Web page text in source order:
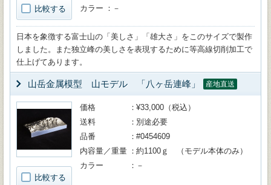
比較する
カラー
－
日本を象徴する富士山の「美しさ」「雄大さ」をこのサイズで製作
しました。また独立峰の美しさを表現するために等高線切削加工で
仕上げてあります。
山岳金属模型 山モデル 「八ヶ岳連峰」 産地直送
比較する
価格
¥33,000（税込）
送料
別途必要
品番
#0454609
内容量／重量
約1100ｇ （モデル本体のみ）
カラー
－